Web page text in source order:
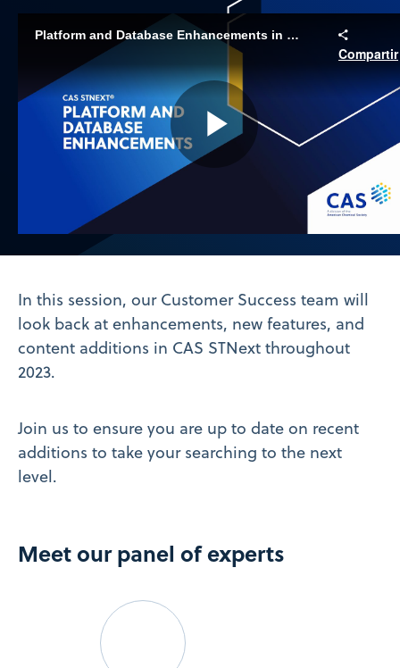
Platform and Database Enhancements in CAS STNext
Compartir
Play
Video
In this session, our Customer Success team will
look back at enhancements, new features, and
content additions in CAS STNext throughout
2023.
Join us to ensure you are up to date on recent
additions to take your searching to the next
level.
Meet our panel of experts